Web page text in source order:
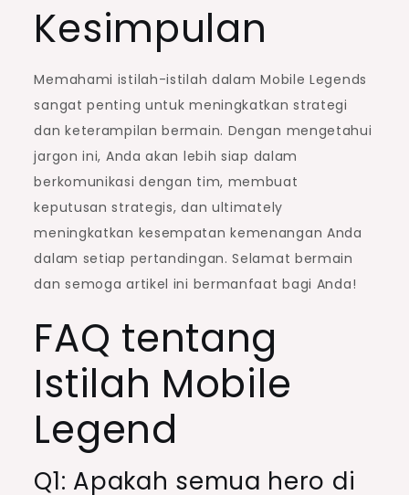
Kesimpulan
Memahami istilah-istilah dalam Mobile Legends
sangat penting untuk meningkatkan strategi
dan keterampilan bermain. Dengan mengetahui
jargon ini, Anda akan lebih siap dalam
berkomunikasi dengan tim, membuat
keputusan strategis, dan ultimately
meningkatkan kesempatan kemenangan Anda
dalam setiap pertandingan. Selamat bermain
dan semoga artikel ini bermanfaat bagi Anda!
FAQ tentang
Istilah Mobile
Legend
Q1: Apakah semua hero di